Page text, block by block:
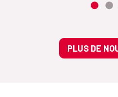
PLUS DE